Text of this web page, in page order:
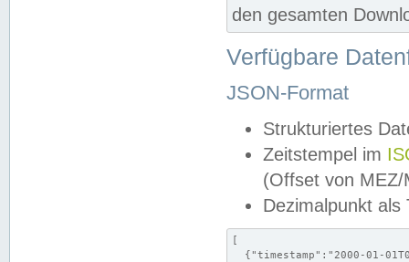
den gesamten
Verfügbare
JSON-Format
Strukturiertes
Zeitstempel im
(Offset von MEZ/
Dezimalpunkt als
[
{"timestamp":"2000-01-